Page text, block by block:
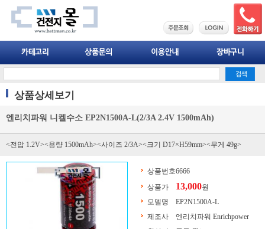
상품상세보기
엔리치파워 니켈수소 EP2N1500A-L(2/3A 2.4V 1500mAh)
<전압 1.2V><용량 1500mAh><사이즈 2/3A><크기 D17×H59mm><무게 49g>
상품번호6666
상품가
13,000원
모델명
EP2N1500A-L
제조사
엔리치파워 Enrichpower